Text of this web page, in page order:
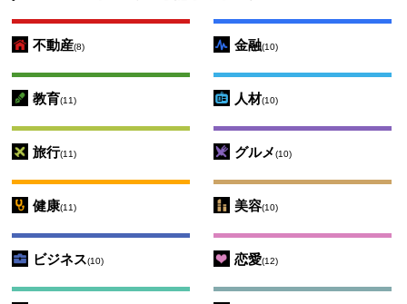
不動産(8) 金融(10)
教育(11) 人材(10)
旅行(11) グルメ(10)
健康(11) 美容(10)
ビジネス(10) 恋愛(12)